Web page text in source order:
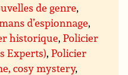
de genre,
d’espionnage,
historique,Policier
Experts),Policier
cosy mystery,